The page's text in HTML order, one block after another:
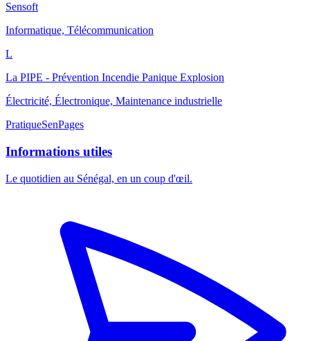
Sensoft
Informatique, Télécommunication
L
La PIPE - Prévention Incendie Panique Explosion
Électricité, Électronique, Maintenance industrielle
PratiqueSenPages
Informations utiles
Le quotidien au Sénégal, en un coup d'œil.